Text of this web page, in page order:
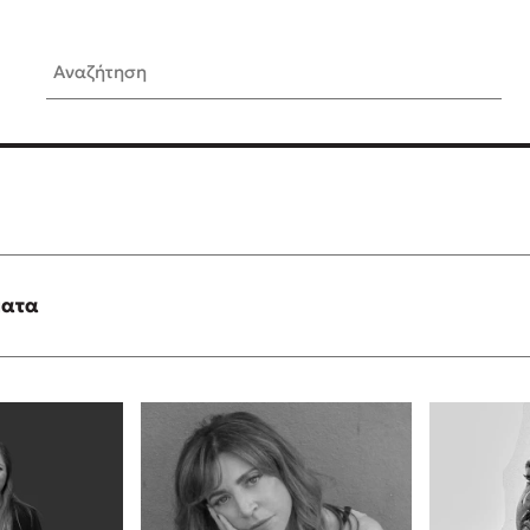
Αναζήτηση
είναι «το πρόβλημα»
Τι είναι η
Δανάη Δεληγεώργη
Συγχαρητήρια, Πέθανες!